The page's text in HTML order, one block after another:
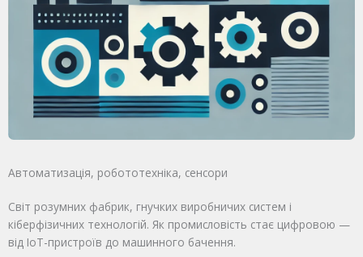
Автоматизація, робототехніка, сенсори
Світ розумних фабрик, гнучких виробничих систем і
кіберфізичних технологій. Як промисловість стає цифровою —
від IoT-пристроїв до машинного бачення.